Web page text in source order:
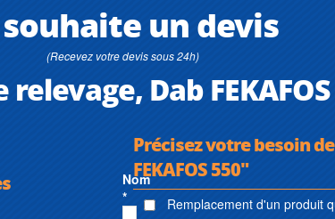
souhaite un devis
(Recevez votre devis sous 24h)
Dab
Nom
*
Précisez votre besoin
FEKAFOS 550"
Remplacement d'un produit